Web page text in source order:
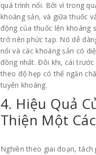
quá trình nổi. Bởi vì trong
khoáng sản, và giữa thuốc
động của thuốc lên khoáng
trở nên phức tạp. Nó dễ
nổi và các khoáng sản có
đồng nhất. Đôi khi, cái
theo độ hẹp có thể ngăn
tuyển khoáng.
4. Hiệu Quả
Thiện Một
Nghiền theo giai đoạn,